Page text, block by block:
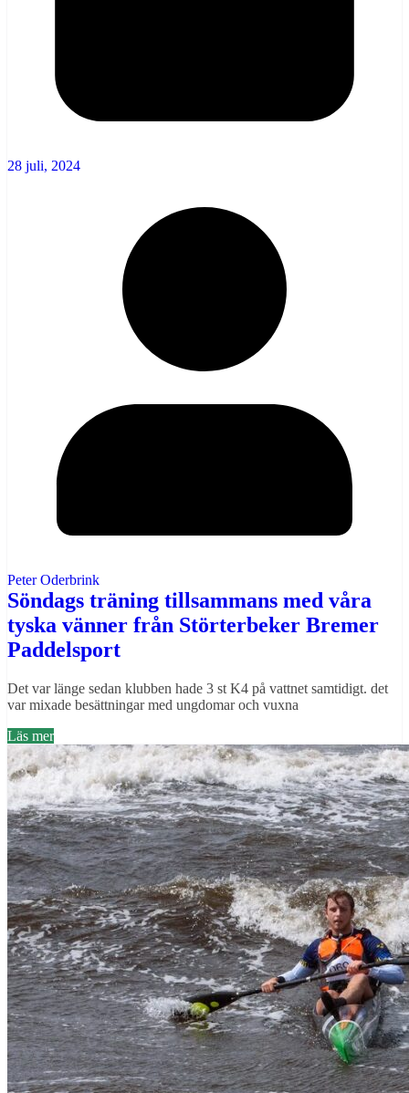
28 juli, 2024
Peter Oderbrink
Söndags träning tillsammans med våra
tyska vänner från Störterbeker Bremer
Paddelsport
Det var länge sedan klubben hade 3 st K4 på vattnet samtidigt. det
var mixade besättningar med ungdomar och vuxna
Läs mer